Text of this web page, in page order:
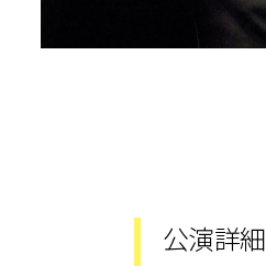
公演詳細